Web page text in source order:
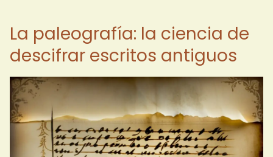
La paleografía: la ciencia de
descifrar escritos antiguos